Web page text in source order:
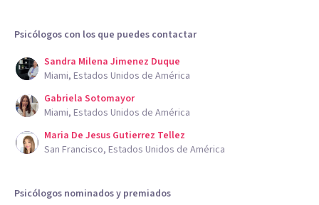
Psicólogos con los que puedes contactar
Sandra Milena Jimenez Duque
Miami, Estados Unidos de América
Gabriela Sotomayor
Miami, Estados Unidos de América
Maria De Jesus Gutierrez Tellez
San Francisco, Estados Unidos de América
Psicólogos nominados y premiados